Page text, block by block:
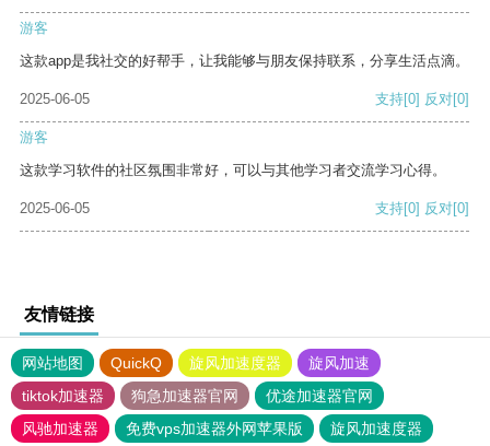
游客
这款app是我社交的好帮手，让我能够与朋友保持联系，分享生活点滴。
2025-06-05 支持[0] 反对[0]
游客
这款学习软件的社区氛围非常好，可以与其他学习者交流学习心得。
2025-06-05 支持[0] 反对[0]
友情链接
网站地图 QuickQ 旋风加速度器
旋风加速
tiktok加速器
狗急加速器官网
优途加速器官网
风驰加速器
免费vps加速器外网苹果版
旋风加速度器